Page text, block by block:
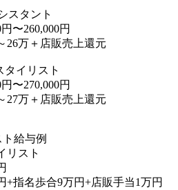
スタント
〜260,000円
26万＋店販売上還元
タイリスト
〜270,000円
27万＋店販売上還元
給与例
リスト
+指名歩合9万円+店販手当1万円